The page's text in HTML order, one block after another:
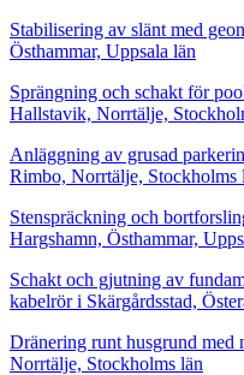
Stabilisering av slänt med
Östhammar, Uppsala län
Sprängning och schakt för
Hallstavik, Norrtälje,
Anläggning av grusad
Rimbo, Norrtälje, Stockholms
Stenspräckning och
Hargshamn, Östhammar,
Schakt och gjutning av
kabelrör i Skärgårdsstad,
Dränering runt husgrund med
Norrtälje, Stockholms län